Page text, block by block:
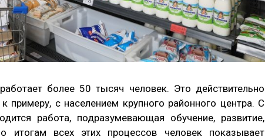
более 50 тысяч человек. Это действительно
примеру, с населением крупного районного центра. С
работа, подразумевающая обучение, развитие,
итогам всех этих процессов человек показывает